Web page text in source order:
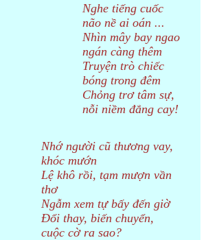
Nghe tiếng cuốc
não nề ai oán ...
Nhìn mây bay ngao
ngán càng thêm
Truyện trò chiếc
bóng trong đêm
Chỏng trơ tâm sự,
nỗi niềm đắng cay!
Nhớ người cũ thương vay,
khóc mướn
Lệ khô rồi, tạm mượn vần
thơ
Ngẫm xem tự bấy đến giờ
Đổi thay, biến chuyển,
cuộc cờ ra sao?